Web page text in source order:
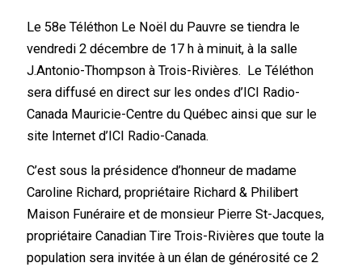
Le 58e Téléthon Le Noël du Pauvre se tiendra le
vendredi 2 décembre de 17 h à minuit, à la salle
J.Antonio-Thompson à Trois-Rivières. Le Téléthon
sera diffusé en direct sur les ondes d’ICI Radio-
Canada Mauricie-Centre du Québec ainsi que sur le
site Internet d’ICI Radio-Canada.
C’est sous la présidence d’honneur de madame
Caroline Richard, propriétaire Richard & Philibert
Maison Funéraire et de monsieur Pierre St-Jacques,
propriétaire Canadian Tire Trois-Rivières que toute la
population sera invitée à un élan de générosité ce 2